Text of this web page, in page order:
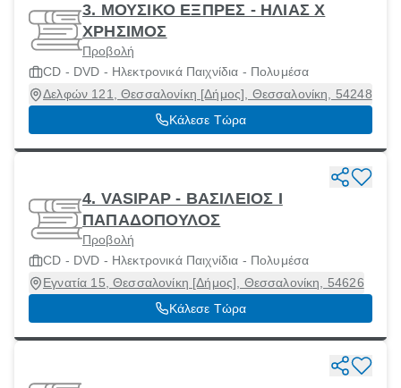
3. ΜΟΥΣΙΚΟ ΕΞΠΡΕΣ - ΗΛΙΑΣ Χ
ΧΡΗΣΙΜΟΣ
Προβολή
CD - DVD - Ηλεκτρονικά Παιχνίδια - Πολυμέσα
Δελφών 121, Θεσσαλονίκη [Δήμος], Θεσσαλονίκη, 54248
Κάλεσε Τώρα
4. VASIPAP - ΒΑΣΙΛΕΙΟΣ Ι
ΠΑΠΑΔΟΠΟΥΛΟΣ
Προβολή
CD - DVD - Ηλεκτρονικά Παιχνίδια - Πολυμέσα
Εγνατία 15, Θεσσαλονίκη [Δήμος], Θεσσαλονίκη, 54626
Κάλεσε Τώρα